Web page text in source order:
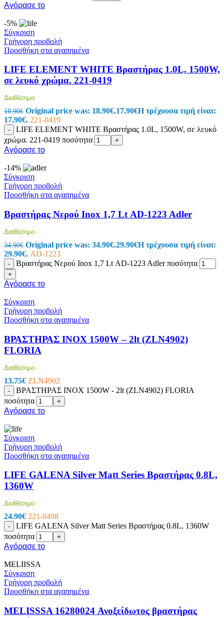
Αγόρασε το
-5%
Σύγκριση
Γρήγορη προβολή
Προσθήκη στα αγαπημένα
LIFE ELEMENT WHITE Bραστήρας 1.0L, 1500W,
σε λευκό χρώμα. 221-0419
Διαθέσιμο
18.90€ Original price was: 18.90€.17.90€Η τρέχουσα τιμή είναι:
17.90€. 221-0419
-
LIFE ELEMENT WHITE Bραστήρας 1.0L, 1500W, σε λευκό
χρώμα. 221-0419 ποσότητα
+
Αγόρασε το
-14%
Σύγκριση
Γρήγορη προβολή
Προσθήκη στα αγαπημένα
Βραστήρας Νερού Inox 1,7 Lt ΑD-1223 Adler
Διαθέσιμο
34.90€ Original price was: 34.90€.29.90€Η τρέχουσα τιμή είναι:
29.90€. AD-1223
- Βραστήρας Νερού Inox 1,7 Lt ΑD-1223 Adler ποσότητα
+
Αγόρασε το
Σύγκριση
Γρήγορη προβολή
Προσθήκη στα αγαπημένα
ΒΡΑΣΤΗΡΑΣ ΙΝΟΧ 1500W – 2lt (ZLN4902)
FLORIA
Διαθέσιμο
13.75€ ZLN4902
-
ΒΡΑΣΤΗΡΑΣ ΙΝΟΧ 1500W - 2lt (ZLN4902) FLORIA
ποσότητα
+
Αγόρασε το
Σύγκριση
Γρήγορη προβολή
Προσθήκη στα αγαπημένα
LIFE GALENA Silver Matt Series Bραστήρας 0.8L,
1360W
Διαθέσιμο
24.90€ 221-0498
-
LIFE GALENA Silver Matt Series Bραστήρας 0.8L, 1360W
ποσότητα
+
Αγόρασε το
MELIISSA
Σύγκριση
Γρήγορη προβολή
Προσθήκη στα αγαπημένα
MELISSSA 16280024 Ανοξείδωτος βραστήρας